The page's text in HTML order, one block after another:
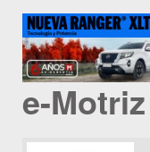
e-Motriz